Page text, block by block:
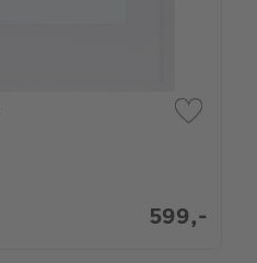
599,-